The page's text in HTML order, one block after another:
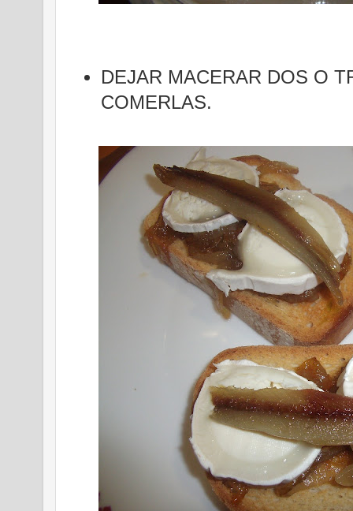
DEJAR MACERAR DOS O
COMERLAS.